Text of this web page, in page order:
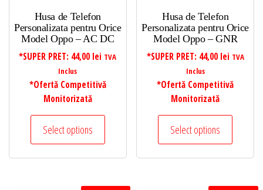
Husa de Telefon
Personalizata pentru Orice
Model Oppo – AC DC
*SUPER PRET: 44,00 lei TVA
Inclus
*Ofertă Competitivă
Monitorizată
Select options
Husa de Telefon
Personalizata pentru Orice
Model Oppo – GNR
*SUPER PRET: 44,00 lei TVA
Inclus
*Ofertă Competitivă
Monitorizată
Select options